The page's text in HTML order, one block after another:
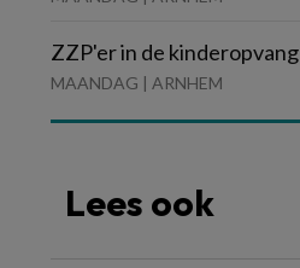
ZZP'er in de kinderopvang
MAANDAG | ARNHEM
Lees ook